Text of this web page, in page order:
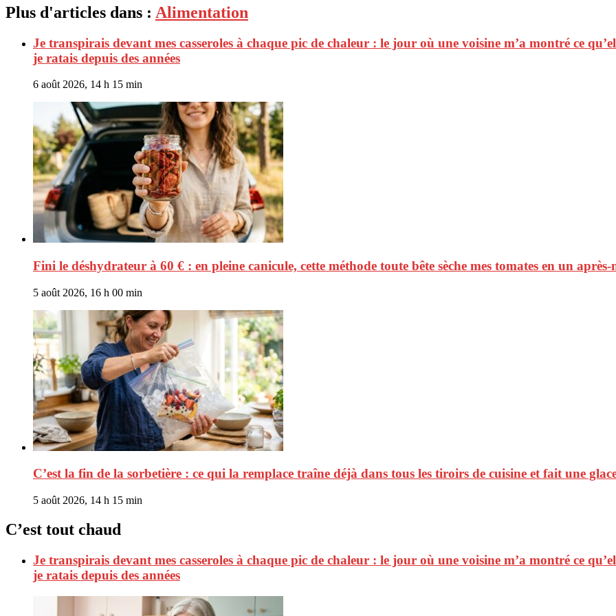
Plus d'articles dans : Alimentation
Je transpirais devant mes casseroles à chaque pic de chaleur : le jour où une voisine m’a montré ce
je ratais depuis des années
6 août 2026, 14 h 15 min
Fini le déshydrateur à 60 € : en pleine canicule, cette méthode toute bête sèche mes tomates en un
5 août 2026, 16 h 00 min
C’est la fin de la sorbetière : ce qui la remplace traîne déjà dans tous les tiroirs de cuisine et fait une
5 août 2026, 14 h 15 min
C’est tout chaud
Je transpirais devant mes casseroles à chaque pic de chaleur : le jour où une voisine m’a montré ce
je ratais depuis des années